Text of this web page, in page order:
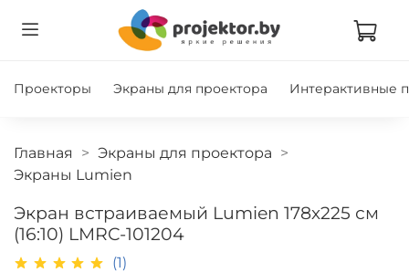
Проекторы Экраны для проектора Интерактивные
Главная
Экраны для проектора
Экраны Lumien
Экран встраиваемый Lumien 178х225 см
(16:10) LMRC-101204
(1)